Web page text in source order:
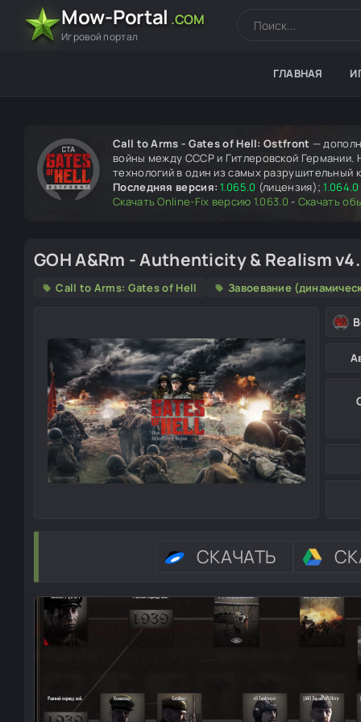
Mow-Portal .COM
Игровой портал
ГЛАВНАЯ
Call to Arms - Gates of Hell: Ostfront —
войны между СССР и Гитлеровской Германии.
технологий в один из самых разрушительный
Последняя версия:1.065.0 (лицензия);1.064.0
Скачать Online-Fix версию 1.063.0 - Скачать
GOH A&Rm - Authenticity & Realism
Call to Arms: Gates of Hell Завоевание
СКАЧАТЬ